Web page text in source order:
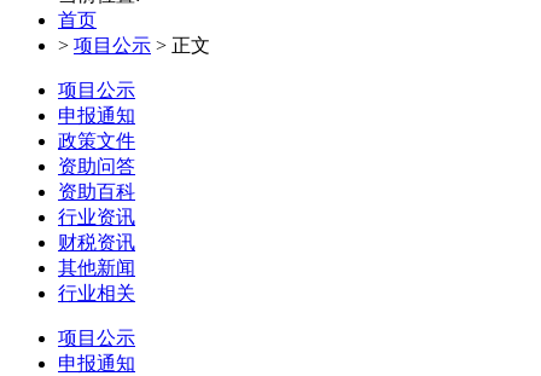
首页
> 项目公示 > 正文
项目公示
申报通知
政策文件
资助问答
资助百科
行业资讯
财税资讯
其他新闻
行业相关
项目公示
申报通知